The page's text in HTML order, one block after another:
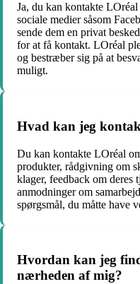
Ja, du kan kontakte
sociale medier såsom
sende dem en privat
for at få kontakt. LOréal
og bestræber sig på at
muligt.
Hvad kan jeg
Du kan kontakte LOréal
produkter, rådgivning om
klager, feedback om deres
anmodninger om
spørgsmål, du måtte have
Hvordan kan jeg
nærheden af mig?